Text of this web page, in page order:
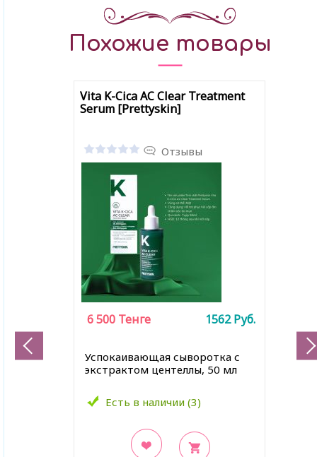
Похожие товары
Vita K-Cica AC Clear Treatment
Serum [Prettyskin]
Отзывы
Успокаивающая сыворотка с
экстрактом центеллы, 50 мл
Есть в наличии (3)
6 500 Тенге 1562Руб.